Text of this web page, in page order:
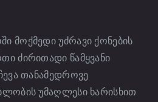
მოქმედი უძრავი ქონების
ძირითადი წამყვანი
თანამედროვე
უმაღლესი ხარისხით